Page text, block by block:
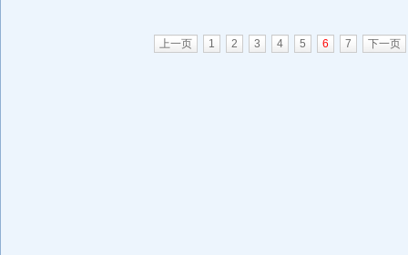
上一页 1 2 3 4 5 6 7 下一页